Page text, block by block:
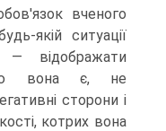
вченого
якій ситуації
— відображати
вона є, не
сторони і
котрих вона